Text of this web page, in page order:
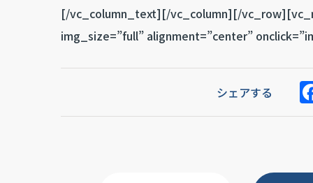
[/vc_column_text][/vc_column][/
img_size=”full” alignment=”center”
シェアする